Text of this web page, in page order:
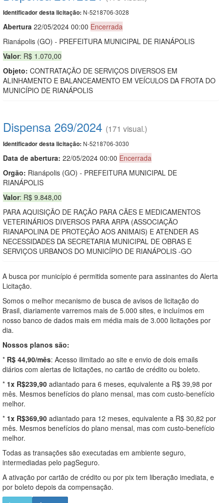
Identificador desta licitação: N-5218706-3028
Abertura 22/05/2024 00:00 Encerrada
Rianápolis (GO) - PREFEITURA MUNICIPAL DE RIANÁPOLIS
Valor: R$ 1.070,00
Objeto: CONTRATAÇÃO DE SERVIÇOS DIVERSOS EM
ALINHAMENTO E BALANCEAMENTO EM VEÍCULOS DA FROTA DO
MUNICÍPIO DE RIANÁPOLIS
Dispensa 269/2024 (171 visual.)
Identificador desta licitação: N-5218706-3030
Data de abertura: 22/05/2024 00:00 Encerrada
Orgão: Rianápolis (GO) - PREFEITURA MUNICIPAL DE
RIANÁPOLIS
Valor: R$ 9.848,00
PARA AQUISIÇÃO DE RAÇÃO PARA CÃES E MEDICAMENTOS
VETERINÁRIOS DIVERSOS PARA ARPA (ASSOCIAÇÃO
RIANAPOLINA DE PROTEÇÃO AOS ANIMAIS) E ATENDER AS
NECESSIDADES DA SECRETARIA MUNICIPAL DE OBRAS E
SERVIÇOS URBANOS DO MUNICÍPIO DE RIANÁPOLIS -GO
A busca por município é permitida somente para assinantes do Alerta
Licitação.
Somos o melhor mecanismo de busca de avisos de licitação do
Brasil, diariamente varremos mais de 5.000 sites, e incluímos em
nosso banco de dados mais em média mais de 3.000 licitações por
dia.
Nossos planos são:
* R$ 44,90/mês: Acesso ilimitado ao site e envio de dois emails
diários com alertas de licitações, no cartão de crédito ou boleto.
* 1x R$239,90 adiantado para 6 meses, equivalente a R$ 39,98 por
mês. Mesmos benefícios do plano mensal, mas com custo-benefício
melhor.
* 1x R$369,90 adiantado para 12 meses, equivalente a R$ 30,82 por
mês. Mesmos benefícios do plano mensal, mas com custo-benefício
melhor.
Todas as transações são executadas em ambiente seguro,
intermediadas pelo pagSeguro.
A ativação por cartão de crédito ou por pix tem liberação imediata, e
por boleto depois da compensação.